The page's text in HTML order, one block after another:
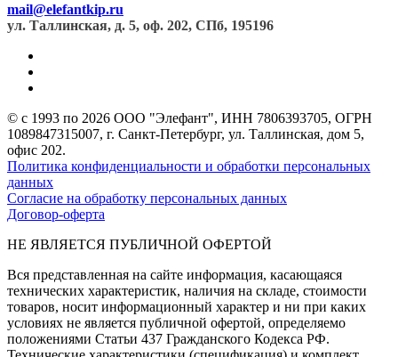
mail@elefantkip.ru
ул. Таллинская, д. 5, оф. 202, СПб, 195196
© с 1993 по 2026 ООО "Элефант", ИНН 7806393705, ОГРН
1089847315007, г. Санкт-Петербург, ул. Таллинская, дом 5,
офис 202.
Политика конфиденциальности и обработки персональных
данных
Согласие на обработку персональных данных
Договор-оферта
НЕ ЯВЛЯЕТСЯ ПУБЛИЧНОЙ ОФЕРТОЙ
Вся представленная на сайте информация, касающаяся
технических характеристик, наличия на складе, стоимости
товаров, носит информационный характер и ни при каких
условиях не является публичной офертой, определяемо
положениями Статьи 437 Гражданского Кодекса РФ.